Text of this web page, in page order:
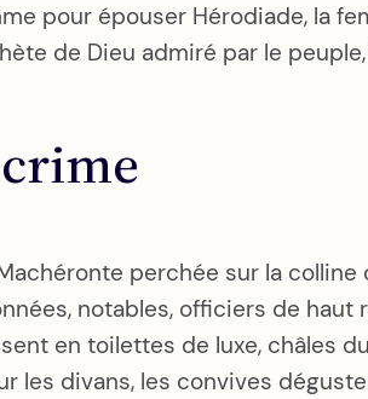
pour épouser Hérodiade, la
de Dieu admiré par le
perchée sur la
notables, officiers de
en toilettes de luxe, châles
les divans, les convives